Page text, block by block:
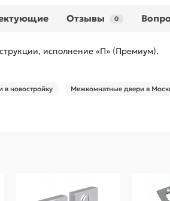
Отзывы 0
исполнение «П» (Премиум).
в новостройку Межкомнатные двери в